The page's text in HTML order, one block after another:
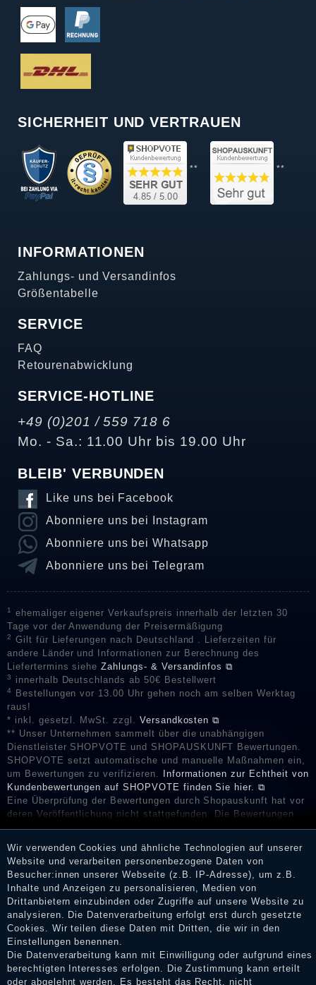
SICHERHEIT UND VERTRAUEN
** **
INFORMATIONEN
Zahlungs- und Versandinfos
Größentabelle
SERVICE
FAQ
Retourenabwicklung
SERVICE-HOTLINE
+49 (0)201 / 559 718 6
Mo. - Sa.: 11.00 Uhr bis 19.00 Uhr
BLEIB' VERBUNDEN
Like uns bei Facebook
Abonniere uns bei Instagram
Abonniere uns bei Whatsapp
Abonniere uns bei Telegram
1
ehemaliger eigener Verkaufspreis innerhalb der letzten 30
Tage vor der Anwendung der Preisermäßigung
2
Gilt für Lieferungen nach Deutschland . Lieferzeiten für
andere Länder und Informationen zur Berechnung des
Liefertermins sieheZahlungs- & Versandinfos ⧉
3 innerhalb Deutschlands ab 50€ Bestellwert
4
Bestellungen vor 13.00 Uhr gehen noch am selben Werktag
raus!
* inkl. gesetzl. MwSt. zzgl. Versandkosten ⧉
** Unser Unternehmen sammelt über die unabhängigen
Dienstleister SHOPVOTE und SHOPAUSKUNFT Bewertungen.
SHOPVOTE setzt automatische und manuelle Maßnahmen ein,
um Bewertungen zu verifizieren.
Informationen zur Echtheit von
Kundenbewertungen auf SHOPVOTE finden Sie hier. ⧉
Eine Überprüfung der Bewertungen durch Shopauskunft hat vor
deren Veröffentlichung nicht stattgefunden. Die Bewertungen
könnten von Verbrauchern stammen, die die Ware oder
Erhalt einer Benachrichtigungs-E-Mail können Händler die
Bewertungen verifizieren und über die erfolgte Verifizierung im
Shop informieren.
Impressum
Wir verwenden Cookies und ähnliche Technologien auf unserer
Website und verarbeiten personenbezogene Daten von
Besucher:innen unserer Webseite (z.B. IP-Adresse), um z.B.
Inhalte und Anzeigen zu personalisieren, Medien von
Drittanbietern einzubinden oder Zugriffe auf unsere Website zu
analysieren. Die Datenverarbeitung erfolgt erst durch gesetzte
Cookies. Wir teilen diese Daten mit Dritten, die wir in den
Einstellungen benennen.
Die Datenverarbeitung kann mit Einwilligung oder aufgrund eines
berechtigten Interesses erfolgen. Die Zustimmung kann erteilt
oder abgelehnt werden. Es besteht das Recht, nicht